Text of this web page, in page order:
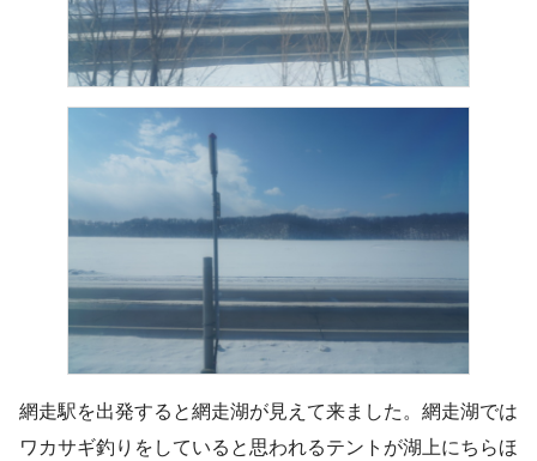
網走駅を出発すると網走湖が見えて来ました。網走湖では
ワカサギ釣りをしていると思われるテントが湖上にちらほ